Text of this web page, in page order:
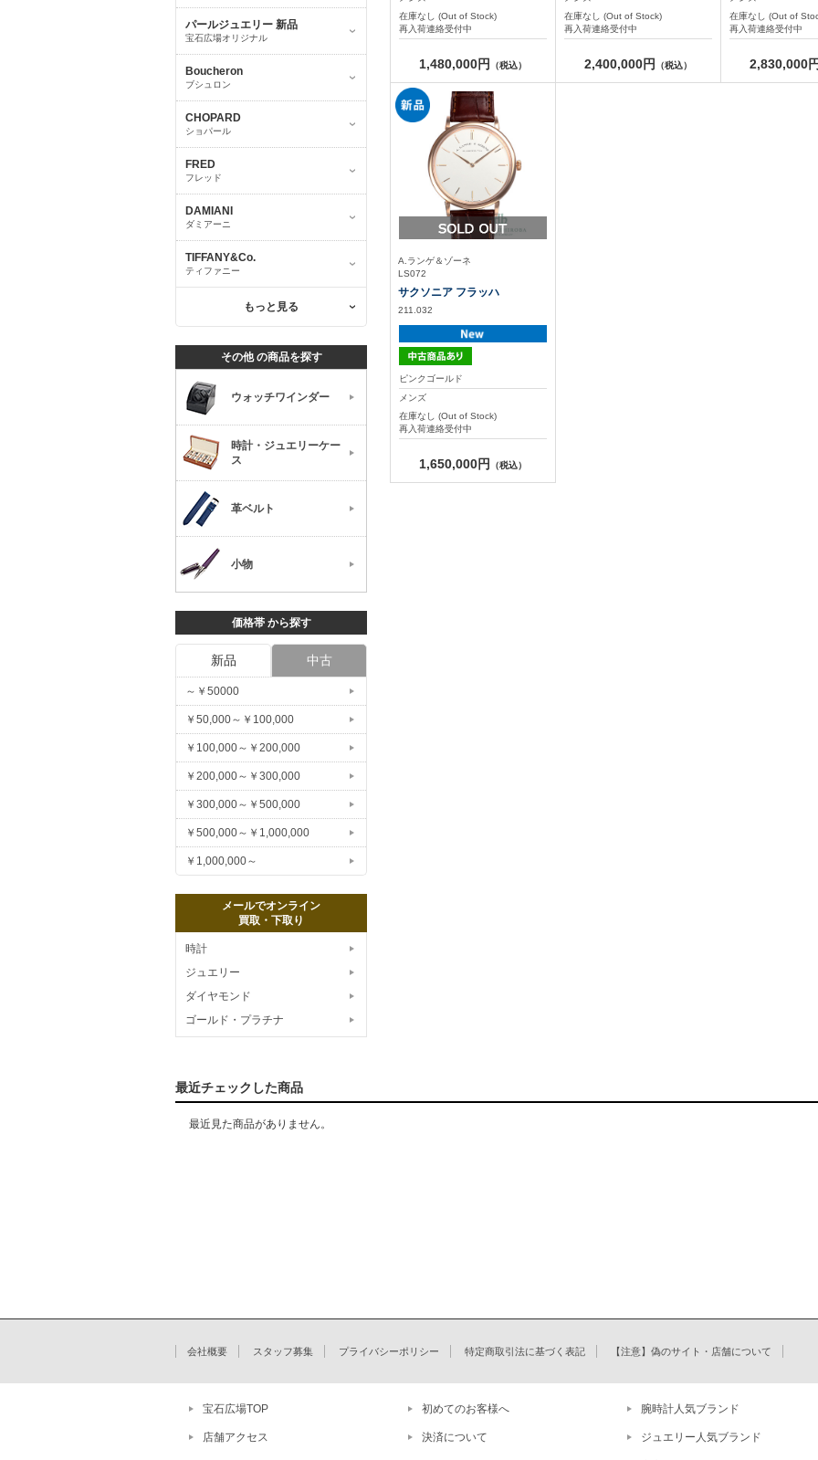
在庫なし (Out of Stock)
再入荷連絡受付中
1,480,000円 （税込）
在庫なし (Out of Stock)
再入荷連絡受付中
2,400,000円 （税込）
在庫なし (Out of
再入荷連絡受付中
2,830,000円
A.ランゲ＆ゾーネ
LS072
サクソニア フラッハ
211.032
ピンクゴールド
メンズ
在庫なし (Out of Stock)
再入荷連絡受付中
1,650,000円 （税込）
パールジュエリー 新品
宝石広場オリジナル
Boucheron
ブシュロン
CHOPARD
ショパール
FRED
フレッド
DAMIANI
ダミアーニ
TIFFANY&Co.
ティファニー
もっと見る
その他 の商品を探す
ウォッチワインダー
時計・ジュエリーケー
ス
革ベルト
小物
価格帯 から探す
新品 中古
～￥50000
￥50,000～￥100,000
￥100,000～￥200,000
￥200,000～￥300,000
￥300,000～￥500,000
￥500,000～￥1,000,000
￥1,000,000～
メールでオンライン
買取・下取り
時計
ジュエリー
ダイヤモンド
ゴールド・プラチナ
最近チェックした商品
最近見た商品がありません。
会社概要 スタッフ募集 プライバシーポリシー 特定商取引法に基づく表記 【注意】偽のサイト・店舗について
宝石広場TOP
店舗アクセス
初めてのお客様へ
決済について
腕時計人気ブランド
ジュエリー人気ブランド